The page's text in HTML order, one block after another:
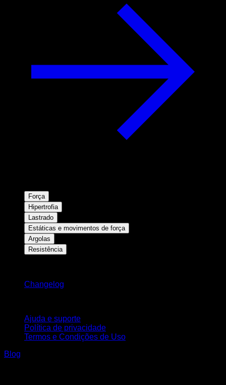
Força
Hipertrofia
Lastrado
Estáticas e movimentos de força
Argolas
Resistência
Changelog
Ajuda e suporte
Política de privacidade
Termos e Condições de Uso
Blog